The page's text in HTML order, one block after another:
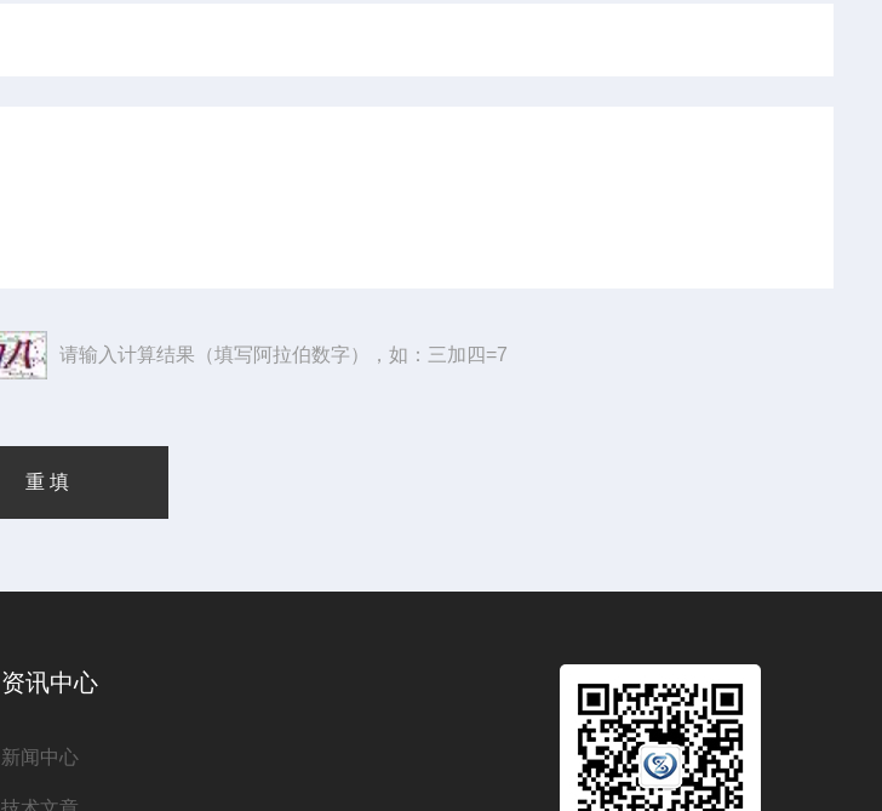
请输入计算结果（填写阿拉伯数字），如：三加四=7
资讯中心
新闻中心